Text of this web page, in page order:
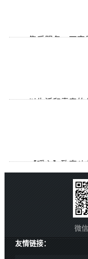
· 售后服务，不容
· 以生活和青春
· 【暖心】致奋
年关将至，仍有一大
感谢信的到来，让他
微
友情链接：